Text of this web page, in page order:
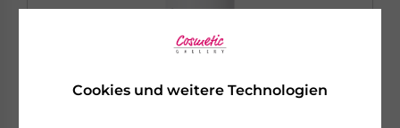
Cookies und weitere Technologien